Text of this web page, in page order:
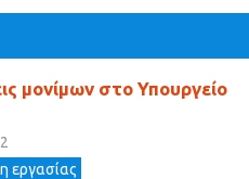
μονίμων στο Υπουργείο
εργασίας